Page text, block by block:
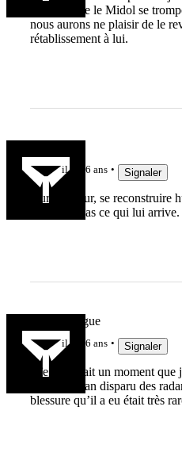
J'espère que le Midol se
nous aurons ne plaisir de le
rétablissement à lui.
il y a 6 ans Signaler
Dur, dur, dur, se reconstruire
ne mérite pas ce qui lui
Bibi le dingue
il y a 6 ans Signaler
Aïe ça faisait un moment
Depuis un an disparu des
blessure qu’il a eu était très